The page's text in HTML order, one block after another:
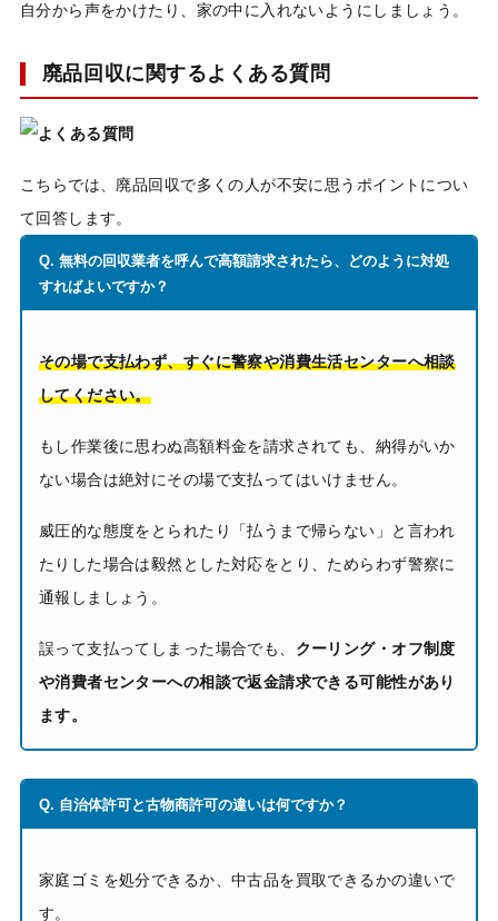
自分から声をかけたり、家の中に入れないようにしましょう。
廃品回収に関するよくある質問
こちらでは、廃品回収で多くの人が不安に思うポイントについ
て回答します。
Q. 無料の回収業者を呼んで高額請求されたら、どのように対処
すればよいですか？
その場で支払わず、すぐに警察や消費生活センターへ相談
してください。
もし作業後に思わぬ高額料金を請求されても、納得がいか
ない場合は絶対にその場で支払ってはいけません。
威圧的な態度をとられたり「払うまで帰らない」と言われ
たりした場合は毅然とした対応をとり、ためらわず警察に
通報しましょう。
誤って支払ってしまった場合でも、 クーリング・オフ制度
や消費者センターへの相談で返金請求できる可能性があり
ます。
Q. 自治体許可と古物商許可の違いは何ですか？
家庭ゴミを処分できるか、中古品を買取できるかの違いで
す。